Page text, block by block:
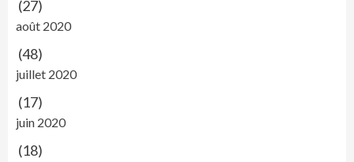
(27)
août 2020
(48)
juillet 2020
(17)
juin 2020
(18)